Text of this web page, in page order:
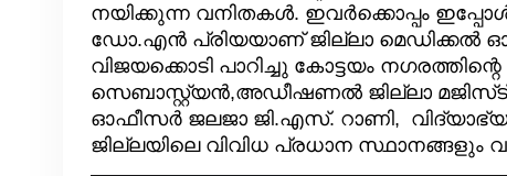
നയിക്കുന്ന വനിതകൾ. ഇവർക്കൊപ്പം
ഡോ.എൻ പ്രിയയാണ് ജില്ലാ മെഡിക്കൽ
വിജയക്കൊടി പാറിച്ചു കോട്ടയം
സെബാസ്റ്റ്യൻ,അഡീഷണൽ ജില്ലാ
ഓഫീസര്‍ ജലജാ ജി.എസ്. റാണി,
ജില്ലയിലെ വിവിധ പ്രധാന